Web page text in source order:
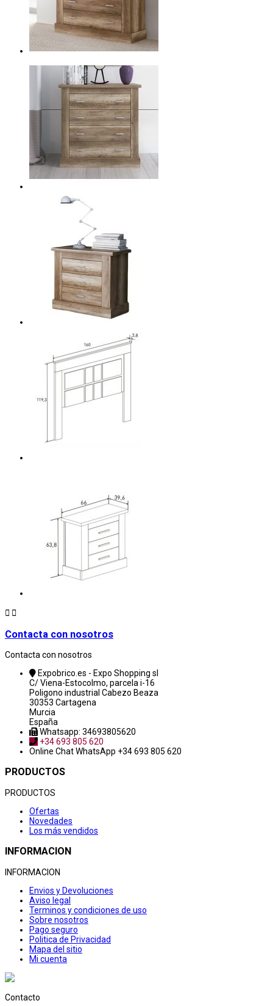
 
Contacta con nosotros
Contacta con nosotros
Expobrico.es - Expo Shopping sl
C/ Viena-Estocolmo, parcela i-16
Poligono industrial Cabezo Beaza
30353 Cartagena
Murcia
España
Whatsapp: 34693805620
+34 693 805 620
Online ChatWhatsApp +34 693 805 620
PRODUCTOS
PRODUCTOS
Ofertas
Novedades
Los más vendidos
INFORMACION
INFORMACION
Envios y Devoluciones
Aviso legal
Terminos y condiciones de uso
Sobre nosotros
Pago seguro
Politica de Privacidad
Mapa del sitio
Mi cuenta
Contacto